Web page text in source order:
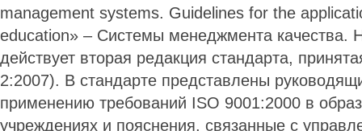
management systems. Guidelines for the
education» – Системы менеджмента качества.
действует вторая редакция стандарта,
2:2007). В стандарте представлены
применению требований ISO 9001:2000 в
учреждениях и пояснения, связанные с